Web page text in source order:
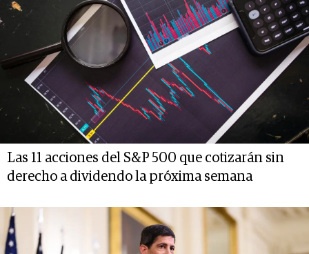
Las 11 acciones del S&P 500 que cotizarán sin
derecho a dividendo la próxima semana